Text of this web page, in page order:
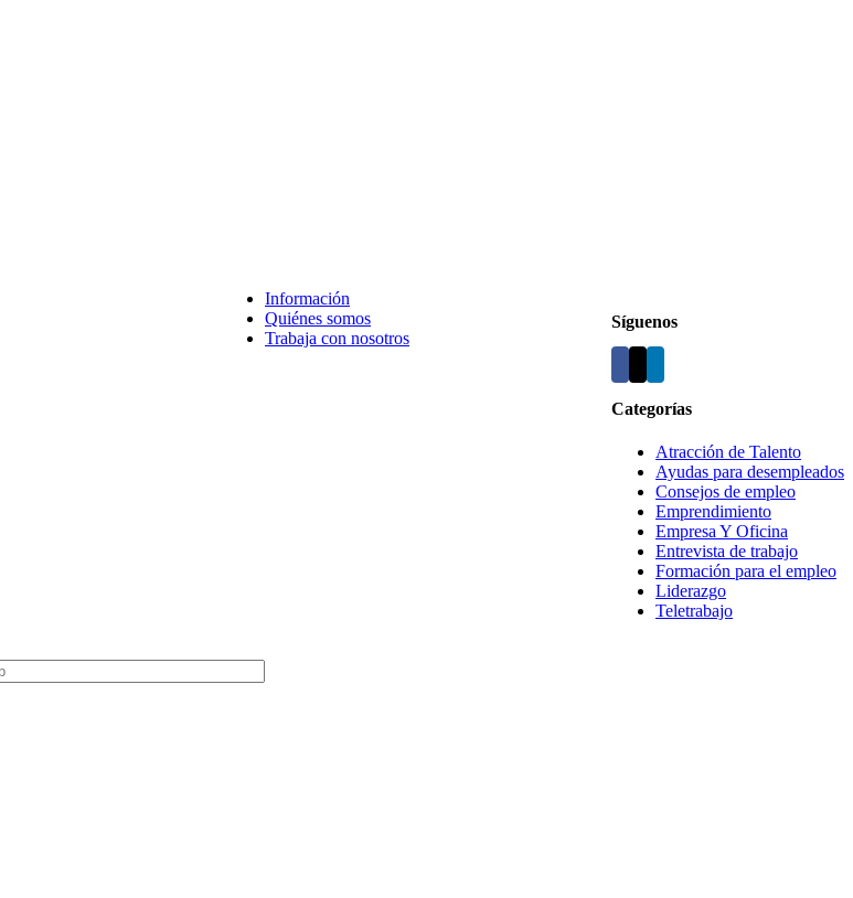
Síguenos
Categorías
Atracción de Talento
Ayudas para desempleados
Consejos de empleo
Emprendimiento
Empresa Y Oficina
Entrevista de trabajo
Formación para el empleo
Liderazgo
Teletrabajo
Información
Quiénes somos
Trabaja con nosotros